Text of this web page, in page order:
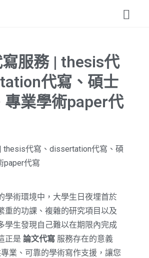
服務 | thesis代
代寫、碩士
專業學術paper代
學術環境中，大學生日夜埋首於
重的功課、複雜的研究項目以及
學生發現自己難以在期限內完成
正是 論文代寫 服務存在的意義
業、可靠的學術寫作支援，讓您